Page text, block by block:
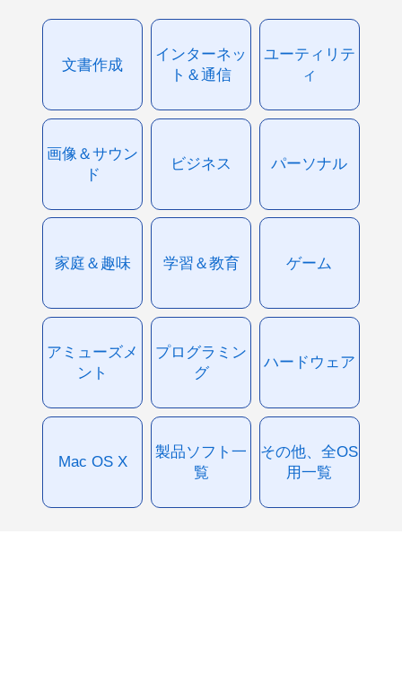
文書作成
インターネッ
ト＆通信
ユーティリテ
ィ
画像＆サウン
ド
ビジネス パーソナル
家庭＆趣味 学習＆教育 ゲーム
アミューズメ
ント
プログラミン
グ
ハードウェア
Mac OS X
製品ソフト一
覧
その他、全OS
用一覧